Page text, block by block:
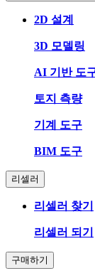
2D 설계
3D 모델링
AI 기반 도
토지 측량
기계 도구
BIM 도구
리셀러
리셀러 찾기
리셀러 되기
구매하기